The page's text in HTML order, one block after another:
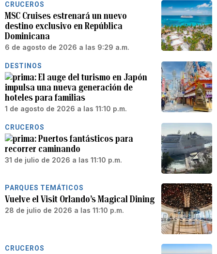
CRUCEROS
MSC Cruises estrenará un nuevo
destino exclusivo en República
Dominicana
6 de agosto de 2026 a las 9:29 a.m.
DESTINOS
El auge del turismo en Japón
impulsa una nueva generación de
hoteles para familias
1 de agosto de 2026 a las 11:10 p.m.
CRUCEROS
Puertos fantásticos para
recorrer caminando
31 de julio de 2026 a las 11:10 p.m.
PARQUES TEMÁTICOS
Vuelve el Visit Orlando’s Magical Dining
28 de julio de 2026 a las 11:10 p.m.
CRUCEROS